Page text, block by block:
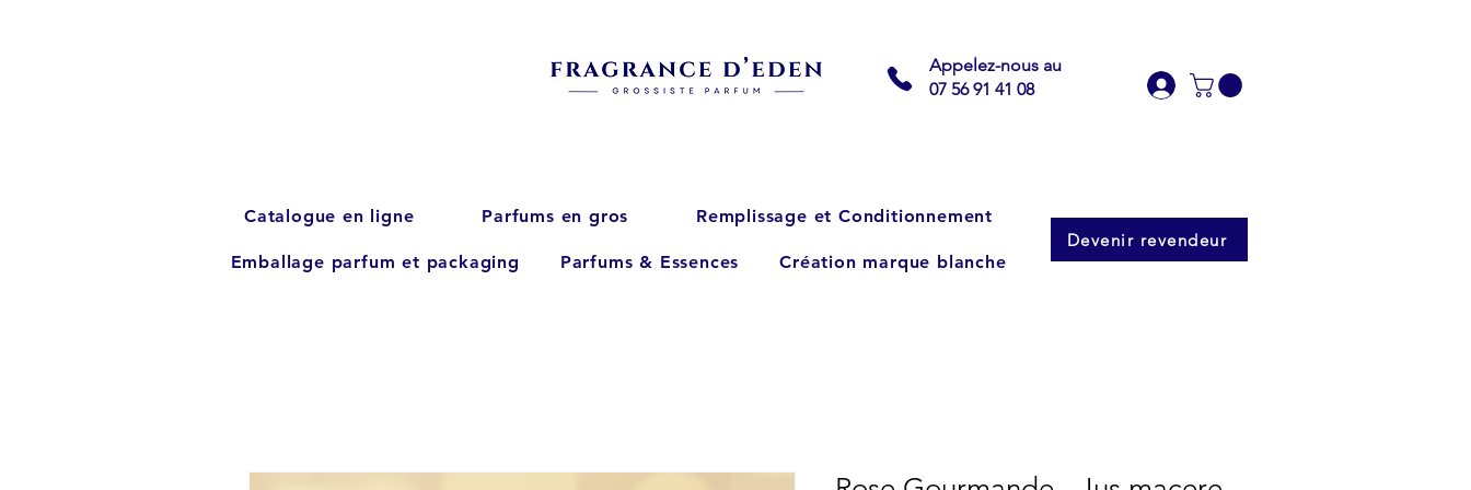
Appelez-nous au
07 56 91 41 08
Catalogue en ligne Parfums en gros Remplissage et Conditionnement
Emballage parfum et packaging Parfums & Essences Création marque blanche
Devenir revendeur